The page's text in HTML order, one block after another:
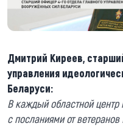
Дмитрий Киреев,
управления
Беларуси:
В каждый областной центр
с посланиями от